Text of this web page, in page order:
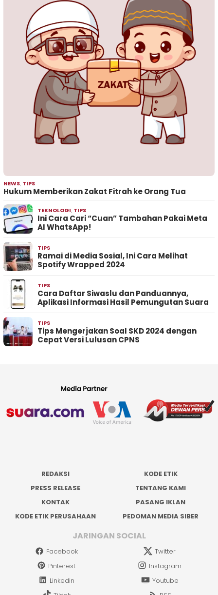
NEWS, TIPS
Hukum Memberikan Zakat Fitrah ke Orang Tua
TEKNOLOGI, TIPS
Ini Cara Cari “Cuan” Tambahan Pakai Meta
AI WhatsApp!
TIPS
Ramai di Media Sosial, Ini Cara Melihat
Spotify Wrapped 2024
TIPS
Cara Daftar Siwaslu dan Panduannya,
Aplikasi Informasi Hasil Pemungutan Suara
TIPS
Tips Mengerjakan Soal SKD 2024 dengan
Cepat Versi Lulusan CPNS
REDAKSI
KODE ETIK
PRESS RELEASE
TENTANG KAMI
KONTAK
PASANG IKLAN
KODE ETIK PERUSAHAAN
PEDOMAN MEDIA SIBER
JARINGAN SOCIAL
Facebook
Twitter
Pinterest
Instagram
Linkedin
Youtube